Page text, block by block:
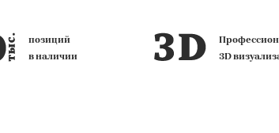
Профессиональная
3D визуализация
фирменных
салона